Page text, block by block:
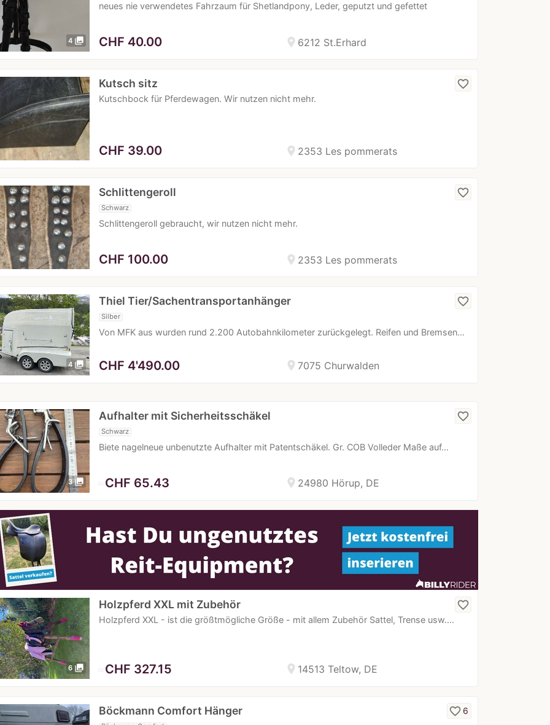
4 photo_library
neues nie verwendetes Fahrzaum für Shetlandpony, Leder, geputzt und gefettet
location_on 6212 St.Erhard
CHF 40.00
Kutsch sitz
Kutschbock für Pferdewagen. Wir nutzen nicht mehr.
favorite_border
location_on 2353 Les pommerats
CHF 39.00
Schlittengeroll
Schwarz
Schlittengeroll gebraucht, wir nutzen nicht mehr.
favorite_border
location_on 2353 Les pommerats
CHF 100.00
4 photo_library
Thiel Tier/Sachentransportanhänger
Silber
Von MFK aus wurden rund 2.200 Autobahnkilometer zurückgelegt. Reifen und Bremsen…
favorite_border
location_on 7075 Churwalden
CHF 4'490.00
3 photo_library
Aufhalter mit Sicherheitsschäkel
Schwarz
Biete nagelneue unbenutzte Aufhalter mit Patentschäkel. Gr. COB Volleder Maße auf…
favorite_border
location_on 24980 Hörup, DE
≈CHF 65.43
6 photo_library
Holzpferd XXL mit Zubehör
Holzpferd XXL - ist die größtmögliche Größe - mit allem Zubehör Sattel, Trense usw.…
favorite_border
location_on 14513 Teltow, DE
≈CHF 327.15
Böckmann Comfort Hänger favorite_border 6